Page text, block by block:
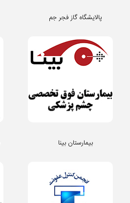
پالایشگاه گاز فجر جم
بیمارستان بینا